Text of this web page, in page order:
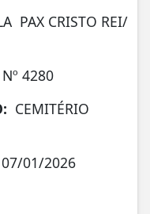
PAX CRISTO REI/
4280
CEMITÉRIO
07/01/2026